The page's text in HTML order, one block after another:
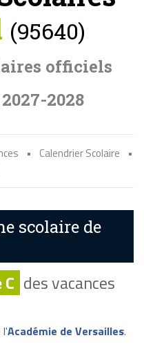
(95640)
officiels
2028
• Calendrier Scolaire
•
scolaire de
des vacances
Académie de Versailles.